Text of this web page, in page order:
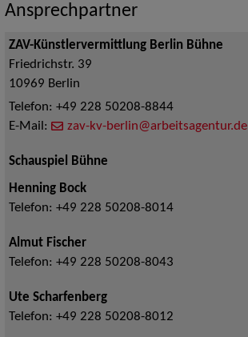
Ansprechpartner
ZAV-Künstlervermittlung Berlin Bühne
Friedrichstr. 39
10969 Berlin
Telefon: +49 228 50208-8844
E-Mail:
zav-kv-berlin@arbeitsagentur.de
Schauspiel Bühne
Henning Bock
Telefon: +49 228 50208-8014
Almut Fischer
Telefon: +49 228 50208-8043
Ute Scharfenberg
Telefon: +49 228 50208-8012